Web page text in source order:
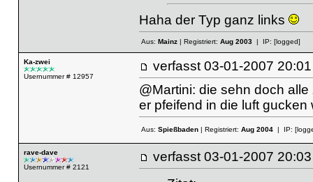
Haha der Typ ganz links
Aus: Mainz| Registriert: Aug 2003| IP: [logged]
Ka-zwei
Usernummer # 12957
verfasst 03-01-2007
@Martini: die sehn doch
er pfeifend in die luft gucken
Aus: Spießbaden| Registriert: Aug 2004| IP:
rave-dave
Usernummer # 2121
verfasst 03-01-2007